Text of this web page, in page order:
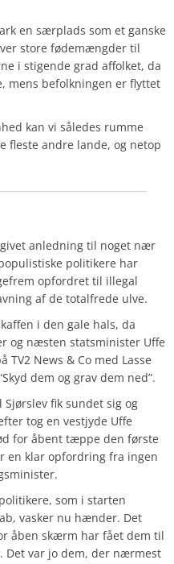
en særplads som et ganske
store fødemængder til
i stigende grad affolket, da
mens befolkningen er flyttet
kan vi således rumme
fleste andre lande, og netop
anledning til noget nær
politikere har
opfordret til illegal
af de totalfrede ulve.
i den gale hals, da
og næsten statsminister Uffe
TV2 News & Co med Lasse
dem og grav dem ned”.
fik sundet sig og
tog en vestjyde Uffe
for åbent tæppe den første
en klar opfordring fra ingen
som i starten
vasker nu hænder. Det
åben skærm har fået dem til
Det var jo dem, der nærmest